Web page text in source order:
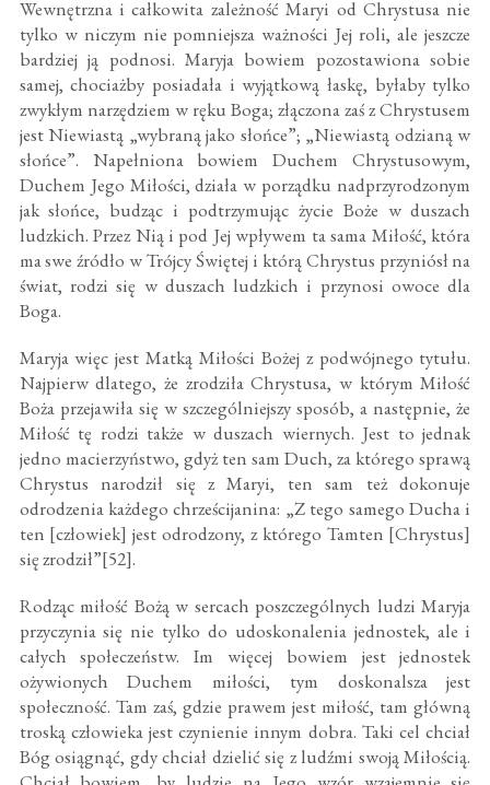
Wewnętrzna i całkowita zależność Maryi od Chrystusa nie
tylko w niczym nie pomniejsza ważności Jej roli, ale jeszcze
bardziej ją podnosi. Maryja bowiem pozostawiona sobie
samej, chociażby posiadała i wyjątkową łaskę, byłaby tylko
zwykłym narzędziem w ręku Boga; złączona zaś z Chrystusem
jest Niewiastą „wybraną jako słońce”; „Niewiastą odzianą w
słońce”. Napełniona bowiem Duchem Chrystusowym,
Duchem Jego Miłości, działa w porządku nadprzyrodzonym
jak słońce, budząc i podtrzymując życie Boże w duszach
ludzkich. Przez Nią i pod Jej wpływem ta sama Miłość, która
ma swe źródło w Trójcy Świętej i którą Chrystus przyniósł na
świat, rodzi się w duszach ludzkich i przynosi owoce dla
Boga.
Maryja więc jest Matką Miłości Bożej z podwójnego tytułu.
Najpierw dlatego, że zrodziła Chrystusa, w którym Miłość
Boża przejawiła się w szczególniejszy sposób, a następnie, że
Miłość tę rodzi także w duszach wiernych. Jest to jednak
jedno macierzyństwo, gdyż ten sam Duch, za którego sprawą
Chrystus narodził się z Maryi, ten sam też dokonuje
odrodzenia każdego chrześcijanina: „Z tego samego Ducha i
ten [człowiek] jest odrodzony, z którego Tamten [Chrystus]
się zrodził”[52].
Rodząc miłość Bożą w sercach poszczególnych ludzi Maryja
przyczynia się nie tylko do udoskonalenia jednostek, ale i
całych społeczeństw. Im więcej bowiem jest jednostek
ożywionych Duchem miłości, tym doskonalsza jest
społeczność. Tam zaś, gdzie prawem jest miłość, tam główną
troską człowieka jest czynienie innym dobra. Taki cel chciał
Bóg osiągnąć, gdy chciał dzielić się z ludźmi swoją Miłością.